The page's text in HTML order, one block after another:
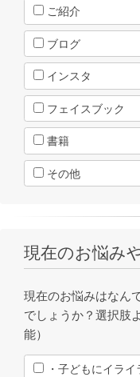
ご紹介
ブログ
インスタ
フェイスブック
書籍
その他
現在のお悩み
現在のお悩みはなん
でしょうか？選択肢
能）
・子どもにイライ